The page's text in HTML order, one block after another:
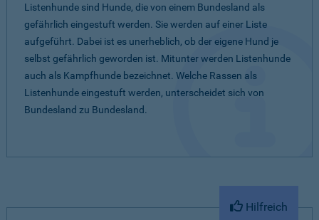
Listenhunde sind Hunde, die von einem Bundesland als
gefährlich eingestuft werden. Sie werden auf einer Liste
aufgeführt. Dabei ist es unerheblich, ob der eigene Hund je
selbst gefährlich geworden ist. Mitunter werden Listenhunde
auch als Kampfhunde bezeichnet. Welche Rassen als
Listenhunde eingestuft werden, unterscheidet sich von
Bundesland zu Bundesland.
Hilfreich